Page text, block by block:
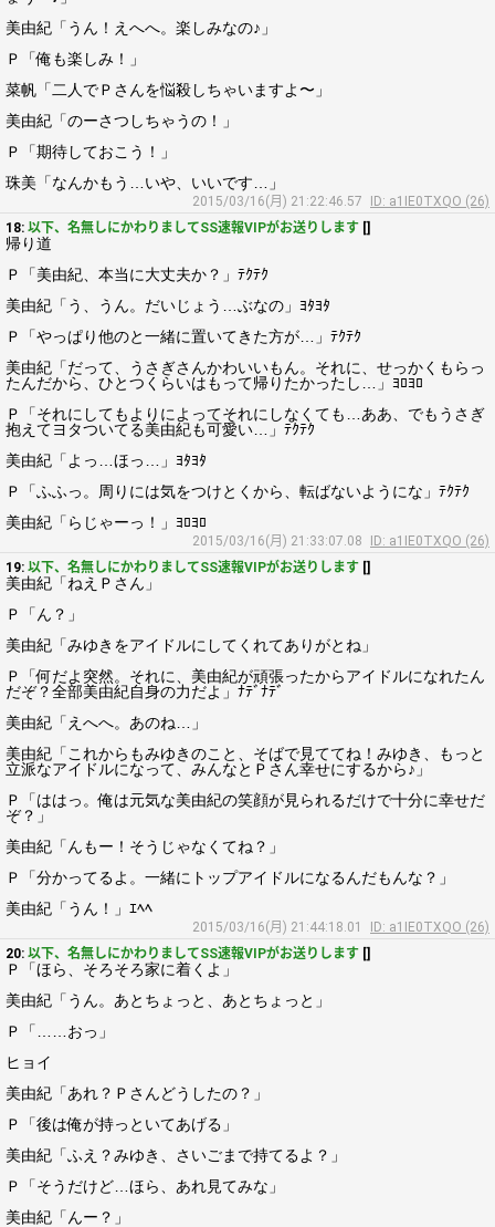
美由紀「うん！えへへ。楽しみなの♪」
Ｐ「俺も楽しみ！」
菜帆「二人でＰさんを悩殺しちゃいますよ〜」
美由紀「のーさつしちゃうの！」
Ｐ「期待しておこう！」
珠美「なんかもう…いや、いいです…」
2015/03/16(月) 21:22:46.57
ID: a1IE0TXQO (26)
18: 以下、名無しにかわりましてSS速報VIPがお送りします []
帰り道
Ｐ「美由紀、本当に大丈夫か？」ﾃｸﾃｸ
美由紀「う、うん。だいじょう…ぶなの」ﾖﾀﾖﾀ
Ｐ「やっぱり他のと一緒に置いてきた方が…」ﾃｸﾃｸ
美由紀「だって、うさぎさんかわいいもん。それに、せっかくもらっ
たんだから、ひとつくらいはもって帰りたかったし…」ﾖﾛﾖﾛ
Ｐ「それにしてもよりによってそれにしなくても…ああ、でもうさぎ
抱えてヨタついてる美由紀も可愛い…」ﾃｸﾃｸ
美由紀「よっ…ほっ…」ﾖﾀﾖﾀ
Ｐ「ふふっ。周りには気をつけとくから、転ばないようにな」ﾃｸﾃｸ
美由紀「らじゃーっ！」ﾖﾛﾖﾛ
2015/03/16(月) 21:33:07.08
ID: a1IE0TXQO (26)
19: 以下、名無しにかわりましてSS速報VIPがお送りします []
美由紀「ねえＰさん」
Ｐ「ん？」
美由紀「みゆきをアイドルにしてくれてありがとね」
Ｐ「何だよ突然。それに、美由紀が頑張ったからアイドルになれたん
だぞ？全部美由紀自身の力だよ」ﾅﾃﾞﾅﾃﾞ
美由紀「えへへ。あのね…」
美由紀「これからもみゆきのこと、そばで見ててね！みゆき、もっと
立派なアイドルになって、みんなとＰさん幸せにするから♪」
Ｐ「ははっ。俺は元気な美由紀の笑顔が見られるだけで十分に幸せだ
ぞ？」
美由紀「んもー！そうじゃなくてね？」
Ｐ「分かってるよ。一緒にトップアイドルになるんだもんな？」
美由紀「うん！」ｴﾍﾍ
2015/03/16(月) 21:44:18.01
ID: a1IE0TXQO (26)
20: 以下、名無しにかわりましてSS速報VIPがお送りします []
Ｐ「ほら、そろそろ家に着くよ」
美由紀「うん。あとちょっと、あとちょっと」
Ｐ「……おっ」
ヒョイ
美由紀「あれ？Ｐさんどうしたの？」
Ｐ「後は俺が持っといてあげる」
美由紀「ふえ？みゆき、さいごまで持てるよ？」
Ｐ「そうだけど…ほら、あれ見てみな」
美由紀「んー？」